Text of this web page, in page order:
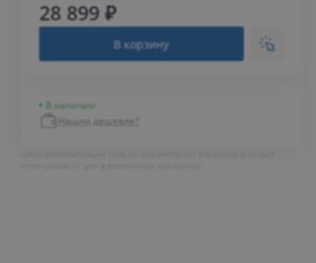
28 899 ₽
В корзину
В наличии
Нашли дешевле?